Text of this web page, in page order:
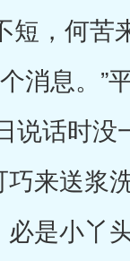
短，何苦
消息。”
说话时没
来送浆
是小丫